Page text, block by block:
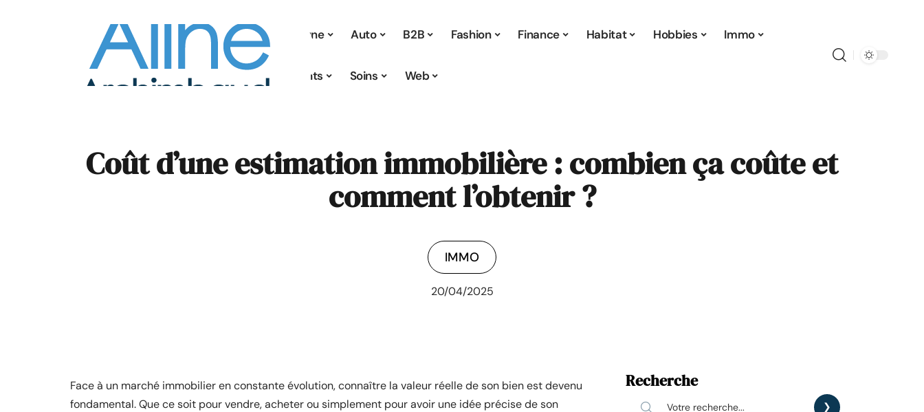
À la une Auto B2B Fashion Finance Habitat Hobbies Immo
Parents Soins Web
Coût d’une estimation immobilière : combien ça coûte et
comment l’obtenir ?
IMMO
20/04/2025
Face à un marché immobilier en constante évolution, connaître la valeur réelle de son bien est devenu
fondamental. Que ce soit pour vendre, acheter ou simplement pour avoir une idée précise de son
Recherche